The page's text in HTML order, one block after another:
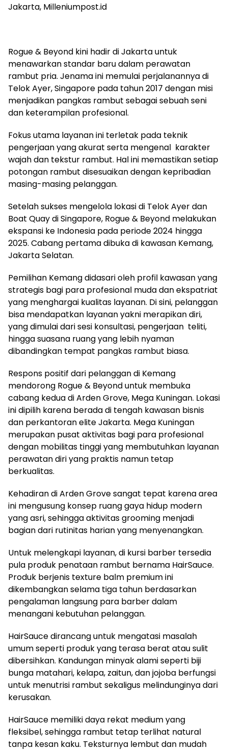
Jakarta, Milleniumpost.id
​Rogue & Beyond kini hadir di Jakarta untuk
menawarkan standar baru dalam perawatan
rambut pria. Jenama ini memulai perjalanannya di
Telok Ayer, Singapore pada tahun 2017 dengan misi
menjadikan pangkas rambut sebagai sebuah seni
dan keterampilan profesional.
Fokus utama layanan ini terletak pada teknik
pengerjaan yang akurat serta mengenal karakter
wajah dan tekstur rambut. Hal ini memastikan setiap
potongan rambut disesuaikan dengan kepribadian
masing-masing pelanggan.
Setelah sukses mengelola lokasi di Telok Ayer dan
Boat Quay di Singapore, Rogue & Beyond melakukan
ekspansi ke Indonesia pada periode 2024 hingga
2025. Cabang pertama dibuka di kawasan Kemang,
Jakarta Selatan.
Pemilihan Kemang didasari oleh profil kawasan yang
strategis bagi para profesional muda dan ekspatriat
yang menghargai kualitas layanan. Di sini, pelanggan
bisa mendapatkan layanan yakni merapikan diri,
yang dimulai dari sesi konsultasi, pengerjaan teliti,
hingga suasana ruang yang lebih nyaman
dibandingkan tempat pangkas rambut biasa.
Respons positif dari pelanggan di Kemang
mendorong Rogue & Beyond untuk membuka
cabang kedua di Arden Grove, Mega Kuningan. Lokasi
ini dipilih karena berada di tengah kawasan bisnis
dan perkantoran elite Jakarta. Mega Kuningan
merupakan pusat aktivitas bagi para profesional
dengan mobilitas tinggi yang membutuhkan layanan
perawatan diri yang praktis namun tetap
berkualitas.
Kehadiran di Arden Grove sangat tepat karena area
ini mengusung konsep ruang gaya hidup modern
yang asri, sehingga aktivitas grooming menjadi
bagian dari rutinitas harian yang menyenangkan.
Untuk melengkapi layanan, di kursi barber tersedia
pula produk penataan rambut bernama HairSauce.
Produk berjenis texture balm premium ini
dikembangkan selama tiga tahun berdasarkan
pengalaman langsung para barber dalam
menangani kebutuhan pelanggan.
HairSauce dirancang untuk mengatasi masalah
umum seperti produk yang terasa berat atau sulit
dibersihkan. Kandungan minyak alami seperti biji
bunga matahari, kelapa, zaitun, dan jojoba berfungsi
untuk menutrisi rambut sekaligus melindunginya dari
kerusakan.
HairSauce memiliki daya rekat medium yang
fleksibel, sehingga rambut tetap terlihat natural
tanpa kesan kaku. Teksturnya lembut dan mudah